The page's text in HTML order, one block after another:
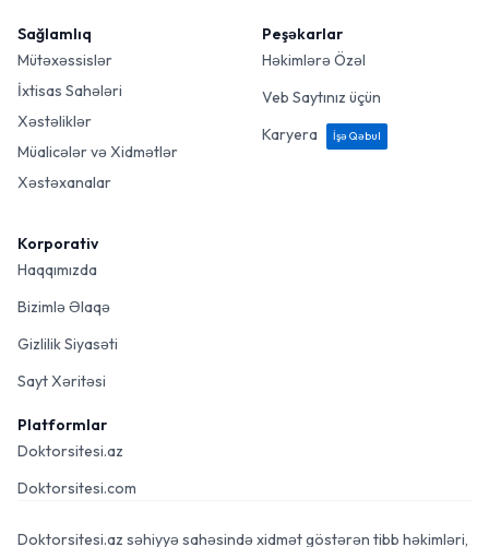
Sağlamlıq
Mütəxəssislər
İxtisas Sahələri
Xəstəliklər
Müalicələr və Xidmətlər
Xəstəxanalar
Peşəkarlar
Həkimlərə Özəl
Veb Saytınız üçün
Karyera
İşə Qəbul
Korporativ
Haqqımızda
Bizimlə Əlaqə
Gizlilik Siyasəti
Sayt Xəritəsi
Platformlar
Doktorsitesi.az
Doktorsitesi.com
Doktorsitesi.az səhiyyə sahəsində xidmət göstərən tibb həkimləri,